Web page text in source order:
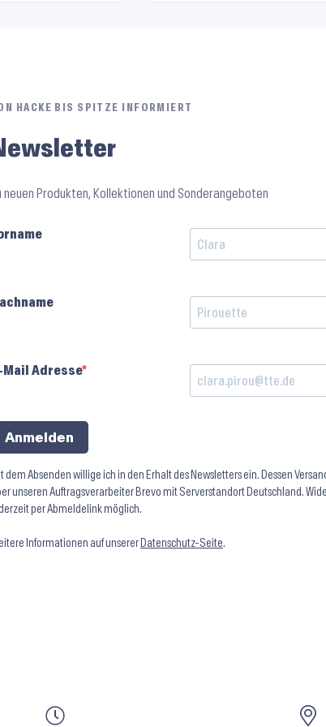
HACKE BIS SPITZE INFORMIERT
neuen Produkten, Kollektionen und Sonderangeboten
Mail Adresse
Anmelden
dem Absenden willige ich in den Erhalt des Newsletters ein. Dessen
unseren Auftragsverarbeiter Brevo mit Serverstandort Deutschland.
per Abmeldelink möglich.
Informationen auf unserer Datenschutz-Seite.